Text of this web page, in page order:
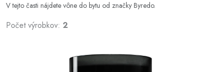
V tejto časti nájdete vône do bytu od značky Byredo.
Počet výrobkov: 2